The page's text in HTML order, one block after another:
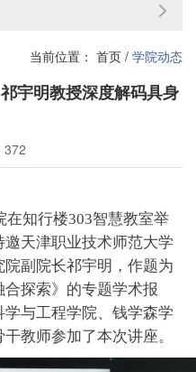
当前位置： 首页 / 学院动态
宇明教授深度解码具身
372
在知行楼303智慧教室举
天津职业技术师范大学
副院长祁宇明，作题为
合探索》的专题学术报
与工程学院、钱学森学
教师参加了本次讲座。